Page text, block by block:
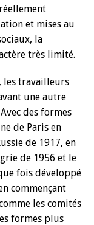
et mises au
la
très limité.
les travailleurs
une autre
des formes
de Paris en
de 1917, en
de 1956 et le
fois développé
commençant
les comités
formes plus